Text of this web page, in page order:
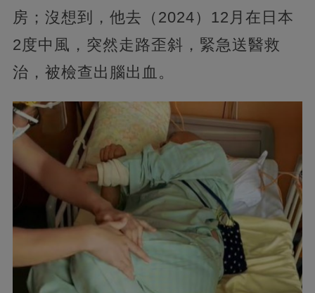
房；沒想到，他去（2024）12月在日本
2度中風，突然走路歪斜，緊急送醫救
治，被檢查出腦出血。